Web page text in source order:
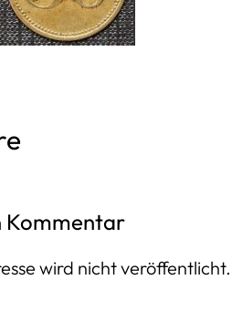
Kommentar
wird nicht veröffentlicht.